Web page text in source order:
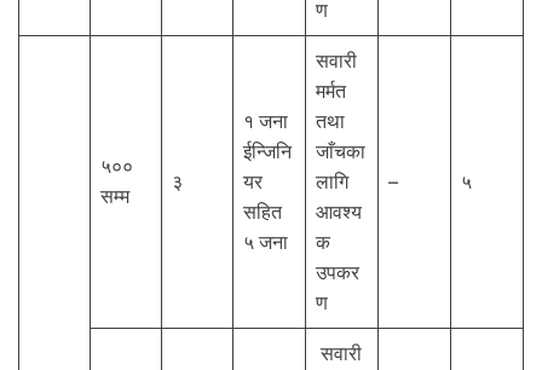
ण
५००
सम्म
३
१ जना
ईन्जिनि
यर
सहित
५ जना
सवारी
मर्मत
तथा
जाँचका
लागि
आवश्य
क
उपकर
ण
– ५
सवारी